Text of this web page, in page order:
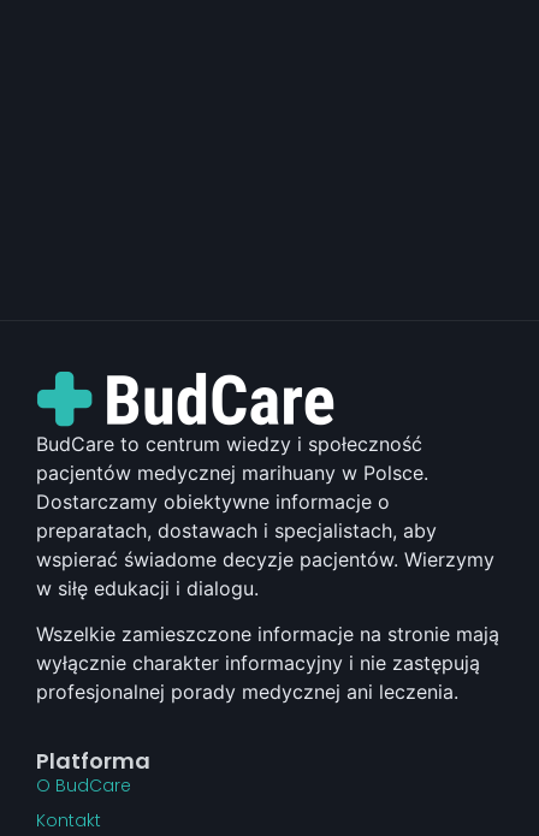
BudCare to centrum wiedzy i społeczność
pacjentów medycznej marihuany w Polsce.
Dostarczamy obiektywne informacje o
preparatach, dostawach i specjalistach, aby
wspierać świadome decyzje pacjentów. Wierzymy
w siłę edukacji i dialogu.
Wszelkie zamieszczone informacje na stronie mają
wyłącznie charakter informacyjny i nie zastępują
profesjonalnej porady medycznej ani leczenia.
Platforma
O BudCare
Kontakt